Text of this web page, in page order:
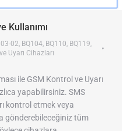
Kullanımı
02, BQ104, BQ110, BQ119,
Uyarı Cihazları
ile GSM Kontrol ve Uyarı
yapabilirsiniz. SMS
kontrol etmek veya
gönderebileceğiniz tüm